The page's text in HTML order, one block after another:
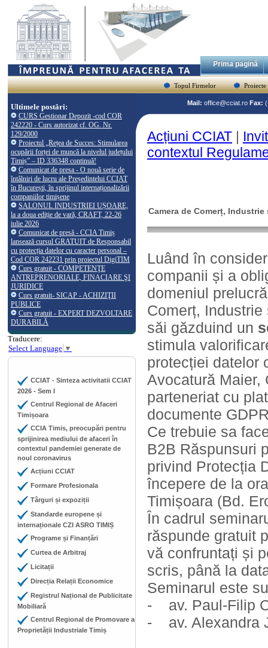
Prima pagină
Topul Firmelor Proiecte
Ultimele postări:
CURS Gestionar Depozit -cod COR
242220 - Curs autorizat cf. OG. Nr.
129/2000
Proiectul „Rețea de Succes: Stimularea
ocupării forței de muncă la nivelul județului
Timiș” – ID 336348 continuă!
Comunicat de presa - O nouă serie de
întâlniri de lucru ale Președintelui CCIAT
în București, în sprijinul internaționalizării
companiilor timișene
SALONUL INDUSTRIEI UȘOARE,
la a doua ediție de vară, CRAFT, 22-26
iulie 2026
Comunicat de presă - CCIA Timiș
lansează cursul GRATUIT de Responsabil
cu protecția datelor cu caracter personal –
Cod COR 242231 prin proiectul DigiTIM
Curs gratuit - COMPETENŢE
ANTREPRENORIALE, FINACIARE ŞI
JURIDICE
Curs gratuit- SICAP - ACHIZIŢII
PUBLICE
Curs gratuit - EXPERT DEZVOLTARE
DURABILĂ
Traducere:
Select Language ▼
CCIAT - Sinteza activitatii CCIAT
2026 - Sem I
Centrul Regional de Afaceri
Timișoara
CCIA Timis, preocupări pentru
sprijinirea mediului de afaceri în
contextul pandemiei generate de
noul coronavirus
Acțiuni CCIAT
Formare Profesionala
Târguri și expoziții
Standarde europene și
internaționale CZI ASRO TIMIȘ
Programe și Finanțări
Curtea de Arbitraj
Licitații
Direcția Relații Economice
Registrul Național de Publicitate
Mobiliară
Centrul Regional de Promovare a
Proprietății Industriale Timiș
Mail: office@cciat.ro Fax:
Acțiuni CCIAT |
contextul
Camera de Comerț,
Luând în
companii și a
domeniul
Comerț,
săi găzduind un
stimula
protecției datelor
Avocatură Maier,
parteneriat cu
documente
Ce trebuie sa
B2B Răspunsuri
privind Protecția
începere de la
Timișoara (Bd.
În cadrul
răspunde gratuit
vă confruntați și
scris, până la
Seminarul este
- av. Paul-Filip
- av. Alexandra